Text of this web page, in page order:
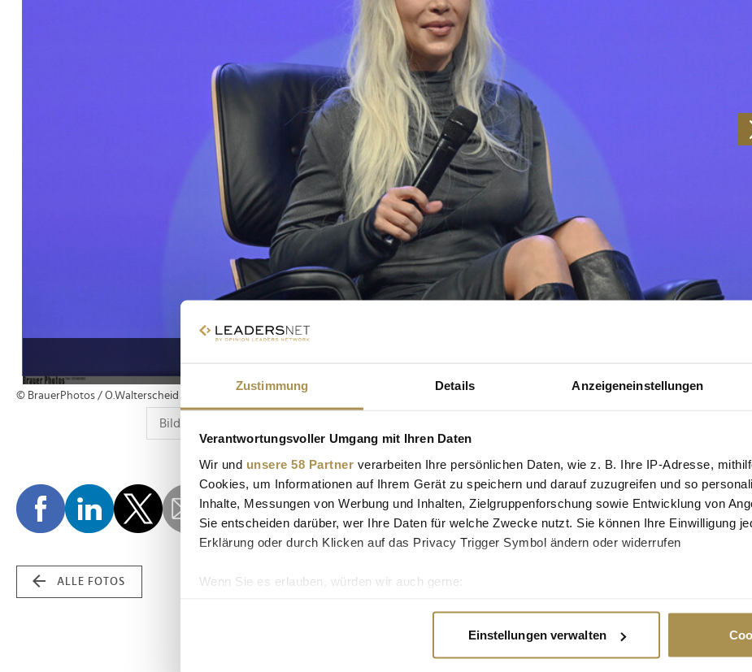
Zustimmung Details Anzeigeneinstellungen
Verantwortungsvoller Umgang mit Ihren Daten
Wir und unsere 58 Partner verarbeiten Ihre persönlichen Daten, wie z. B. Ihre IP-Adresse,
Cookies, um Informationen auf Ihrem Gerät zu speichern und darauf zuzugreifen und so
Inhalte, Messungen von Werbung und Inhalten, Zielgruppenforschung sowie Entwicklung von
Sie entscheiden darüber, wer Ihre Daten für welche Zwecke nutzt. Sie können Ihre Einwilligung
Erklärung oder durch Klicken auf das Privacy Trigger Symbol ändern oder widerrufen
Wenn Sie es erlauben, würden wir auch gerne:
Erfahren Sie mehr darüber, wie Ihre persönlichen Daten verarbeitet werden, und legen Sie Ihre
Einstellungen verwalten
© BrauerPhotos / O.Walterscheid
ALLE FOTOS
Advertisement